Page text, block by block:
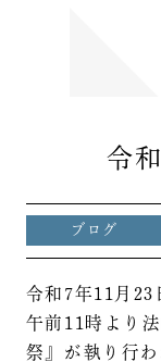
令
ブログ
令和7年11月23
午前11時より
祭』が執り行わ